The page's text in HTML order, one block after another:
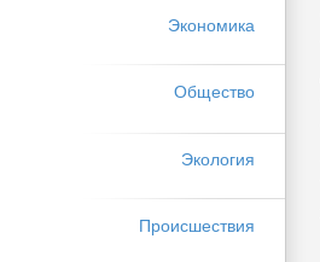
Экономика
Общество
Экология
Происшествия